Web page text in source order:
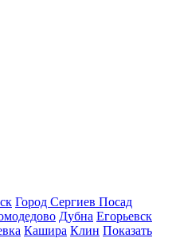
Город Сергиев Посад
Дубна Егорьевск
Кашира Клин Показать